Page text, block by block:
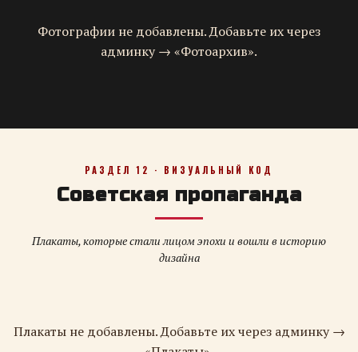
Фотографии не добавлены. Добавьте их через
админку → «Фотоархив».
РАЗДЕЛ 12 · ВИЗУАЛЬНЫЙ КОД
Советская пропаганда
Плакаты, которые стали лицом эпохи и вошли в историю
дизайна
Плакаты не добавлены. Добавьте их через админку →